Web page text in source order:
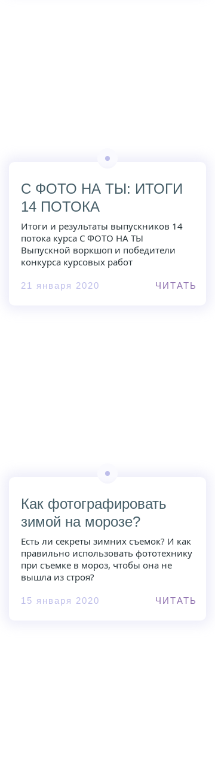
С ФОТО НА ТЫ: ИТОГИ
14 ПОТОКА
Итоги и результаты выпускников 14
потока курса С ФОТО НА ТЫ
Выпускной воркшоп и победители
конкурса курсовых работ
21 января 2020 ЧИТАТЬ
Как фотографировать
зимой на морозе?
Есть ли секреты зимних съемок? И как
правильно использовать фототехнику
при съемке в мороз, чтобы она не
вышла из строя?
15 января 2020 ЧИТАТЬ